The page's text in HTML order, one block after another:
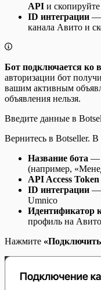
API и
ID интеграции —
канала Авито и
Бот подключается ко
авторизации бот
вашим активным
объявления нельзя.
Введите данные в
Вернитесь в Botseller.
Название бота —
(например,
API Access Token
ID интеграции —
Umnico
Идентификатор
профиль на Авито
Нажмите